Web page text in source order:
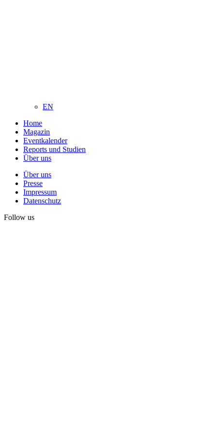
EN
Home
Magazin
Eventkalender
Reports und Studien
Über uns
Über uns
Presse
Impressum
Datenschutz
Follow us